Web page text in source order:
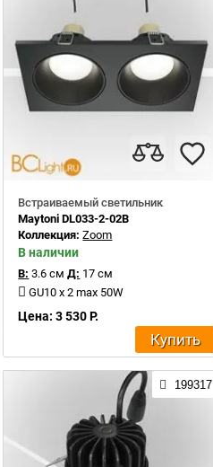
Встраиваемый светильник
Maytoni DL033-2-02B
Коллекция:Zoom
В наличии
В: 3.6 см Д: 17 см
GU10 x 2 max 50W
Цена: 3 530 Р.
Купить
199317